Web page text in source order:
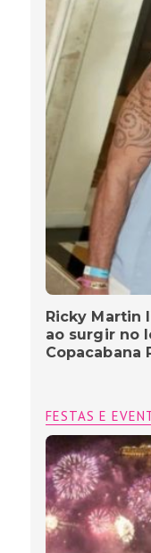
Ricky Martin
ao surgir no
Copacabana
FESTAS E